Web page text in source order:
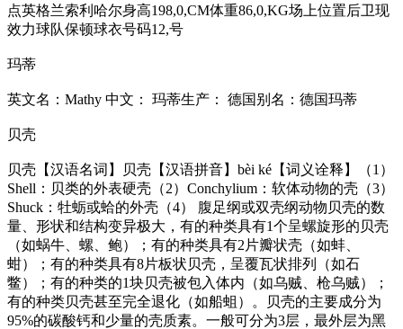
点英格兰索利哈尔身高198,0,CM体重86,0,KG场上位置后卫现
效力球队保顿球衣号码12,号
玛蒂
英文名：Mathy 中文： 玛蒂生产： 德国别名：德国玛蒂
贝壳
贝壳【汉语名词】贝壳【汉语拼音】bèi ké【词义诠释】（1）
Shell：贝类的外表硬壳（2）Conchylium：软体动物的壳（3）
Shuck：牡蛎或蛤的外壳（4） 腹足纲或双壳纲动物贝壳的数
量、形状和结构变异极大，有的种类具有1个呈螺旋形的贝壳
（如蜗牛、螺、鲍）；有的种类具有2片瓣状壳（如蚌、
蚶）；有的种类具有8片板状贝壳，呈覆瓦状排列（如石
鳖）；有的种类的1块贝壳被包入体内（如乌贼、枪乌贼）；
有的种类贝壳甚至完全退化（如船蛆）。贝壳的主要成分为
95%的碳酸钙和少量的壳质素。一般可分为3层，最外层为黑